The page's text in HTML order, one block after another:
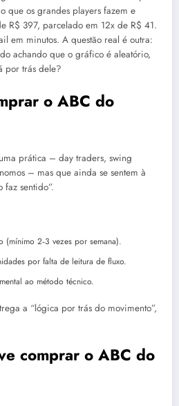
que os grandes players fazem e
R$ 397, parcelado em 12x de R$ 41.
em minutos. A questão real é outra:
achando que o gráfico é aleatório,
por trás dele?
o ABC do
prática – day traders, swing
– mas que ainda se sentem à
sentido”.
(mínimo 2‑3 vezes por semana).
por falta de leitura de fluxo.
ao método técnico.
a “lógica por trás do movimento”,
comprar o ABC do